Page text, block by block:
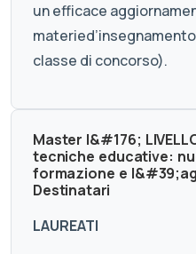
un efficace
classe di concorso).
Master I&#176;
tecniche educative:
formazione e
Destinatari
LAUREATI